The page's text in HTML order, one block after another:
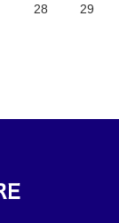
28
29